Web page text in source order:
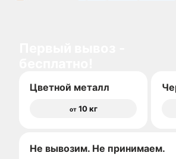
Цветной металл
от10 кг
Не вывозим. Не принимаем.